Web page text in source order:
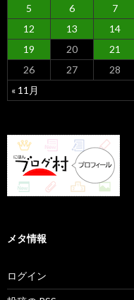
« 11月
5
6 7
12
13 14
19
20 21
26
27 28
メタ情報
ログイン